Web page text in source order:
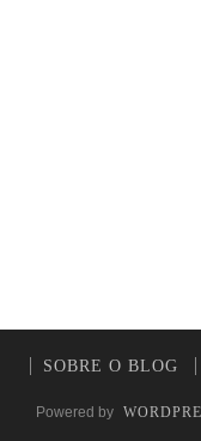
SOBRE O BLOG
Powered by